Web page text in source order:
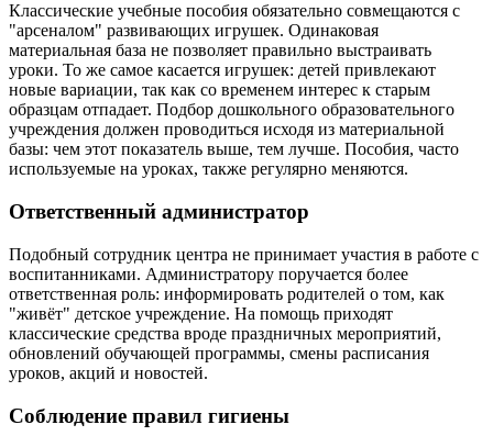
Классические учебные пособия обязательно совмещаются с
"арсеналом" развивающих игрушек. Одинаковая
материальная база не позволяет правильно выстраивать
уроки. То же самое касается игрушек: детей привлекают
новые вариации, так как со временем интерес к старым
образцам отпадает. Подбор дошкольного образовательного
учреждения должен проводиться исходя из материальной
базы: чем этот показатель выше, тем лучше. Пособия, часто
используемые на уроках, также регулярно меняются.
Ответственный администратор
Подобный сотрудник центра не принимает участия в работе с
воспитанниками. Администратору поручается более
ответственная роль: информировать родителей о том, как
"живёт" детское учреждение. На помощь приходят
классические средства вроде праздничных мероприятий,
обновлений обучающей программы, смены расписания
уроков, акций и новостей.
Соблюдение правил гигиены